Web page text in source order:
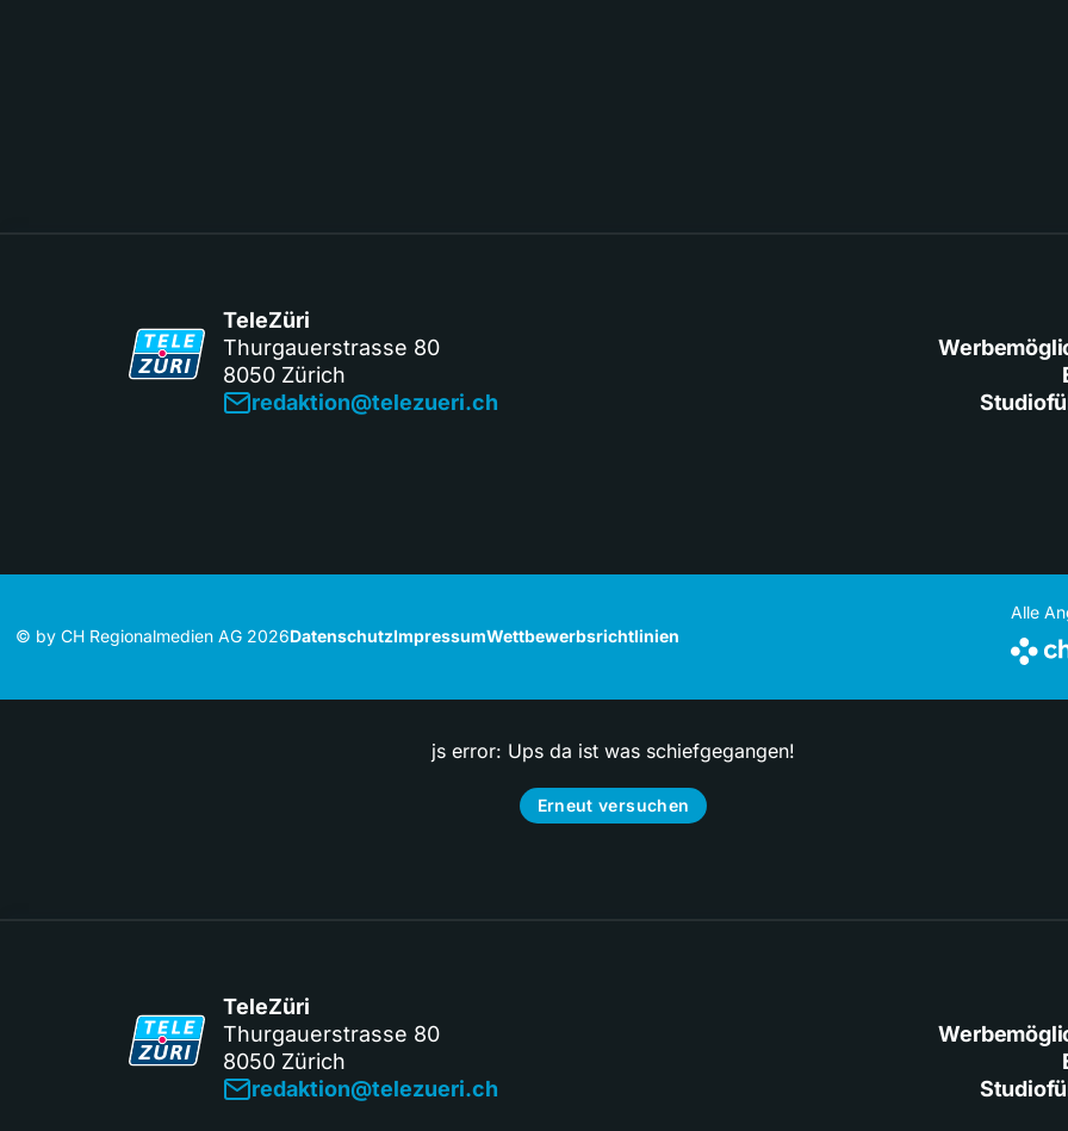
TeleZüri
Thurgauerstrasse 80
8050 Zürich
redaktion@telezueri.ch
© by CH Regionalmedien AG 2026DatenschutzImpressumWettbewerbsrichtlinien
Alle
js error: Ups da ist was schiefgegangen!
Erneut versuchen
TeleZüri
Thurgauerstrasse 80
8050 Zürich
redaktion@telezueri.ch